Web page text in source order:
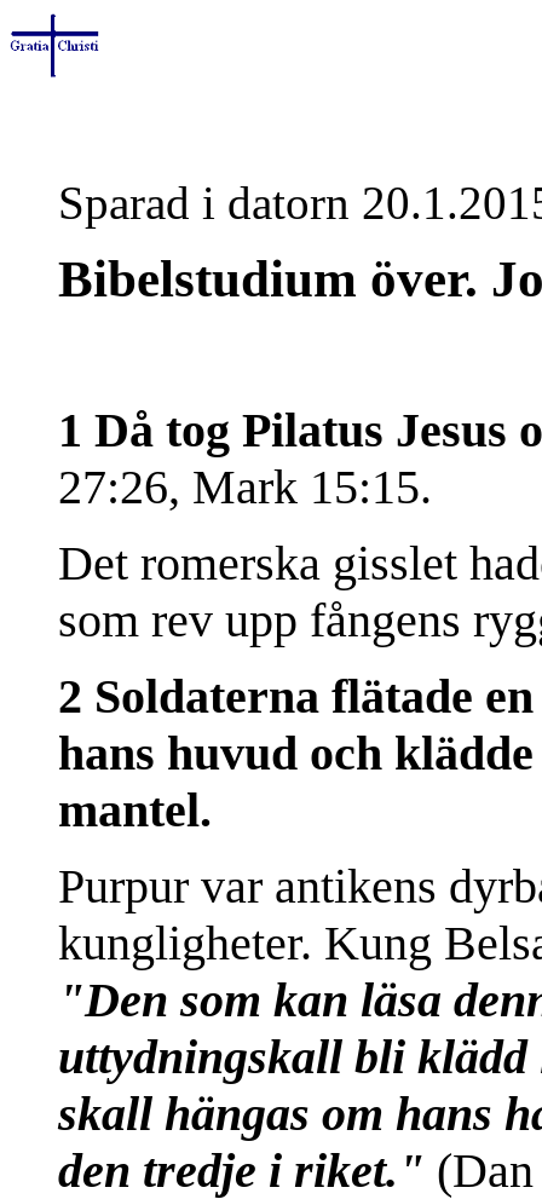
Sparad i datorn
Bibelstudium över.
1 Då tog Pilatus Jesus
27:26, Mark 15:15.
Det romerska gisslet
som rev upp fångens
2 Soldaterna flätade
hans huvud och
mantel.
Purpur var antikens
kungligheter. Kung
"Den som kan läsa
uttydningskall bli
skall hängas om hans
den tredje i riket."